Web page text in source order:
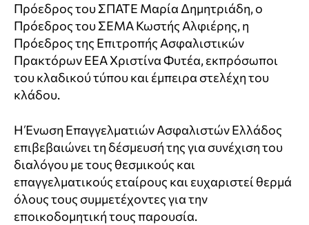
Πρόεδρος του ΣΠΑΤΕ Μαρία Δημητριάδη, ο
Πρόεδρος του ΣΕΜΑ Κωστής Αλφιέρης, η
Πρόεδρος της Επιτροπής Ασφαλιστικών
Πρακτόρων ΕΕΑ Χριστίνα Φυτέα, εκπρόσωποι
του κλαδικού τύπου και έμπειρα στελέχη του
κλάδου.
Η Ένωση Επαγγελματιών Ασφαλιστών Ελλάδος
επιβεβαιώνει τη δέσμευσή της για συνέχιση του
διαλόγου με τους θεσμικούς και
επαγγελματικούς εταίρους και ευχαριστεί θερμά
όλους τους συμμετέχοντες για την
εποικοδομητική τους παρουσία.